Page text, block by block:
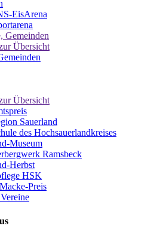
EisArena
Gemeinden
Übersicht
Übersicht
Sauerland
des Hochsauerlandkreises
Museum
Ramsbeck
Herbst
HSK
Preis